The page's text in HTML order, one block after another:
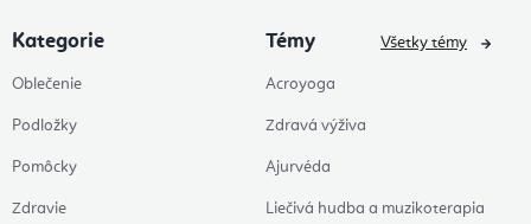
Kategorie
Oblečenie
Podložky
Pomôcky
Zdravie
Témy
Acroyoga
Zdravá výživa
Ajurvéda
Liečivá hudba a muzikoterapia
Všetky témy